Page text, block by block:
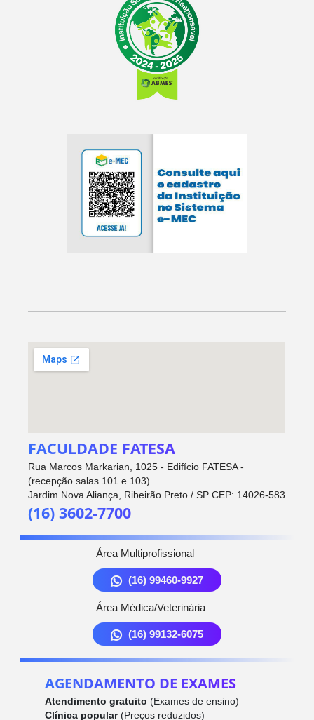
FACULDADE FATESA
Rua Marcos Markarian, 1025 - Edifício FATESA -
(recepção salas 101 e 103)
Jardim Nova Aliança, Ribeirão Preto / SP CEP: 14026-583
(16) 3602-7700
Área Multiprofissional
(16) 99460-9927
Área Médica/Veterinária
(16) 99132-6075
AGENDAMENTO DE EXAMES
Atendimento gratuito (Exames de ensino)
Clínica popular(Preços reduzidos)